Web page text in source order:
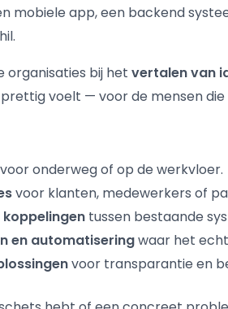
mobiele app, een backend
organisaties bij het vertalen van
voelt — voor de mensen
onderweg of op de werkvloer.
voor klanten, medewerkers of
tussen bestaande
en automatiseringwaar het
voor transparantie en